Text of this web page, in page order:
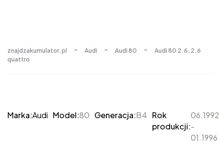
znajdzakumulator.pl Audi Audi 80
Audi 80 2.6, 2.6
quattro
Marka:Audi Model:80 Generacja:B4 Rok
produkcji:
06.1992
-
01.1996